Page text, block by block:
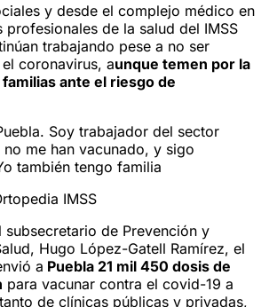
y desde el complejo médico en
de la salud del IMSS
trabajando pese a no ser
coronavirus, aunque temen por la
ante el riesgo de
Soy trabajador del sector
no me han vacunado, y sigo
también tengo familia
IMSS
subsecretario de Prevención y
Hugo López-Gatell Ramírez, el
a Puebla 21 mil 450 dosis de
para vacunar contra el covid-19 a
de clínicas públicas y privadas,